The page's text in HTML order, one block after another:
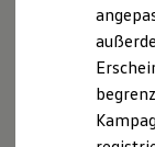
Elektrisch &
An der
teilnehmen,